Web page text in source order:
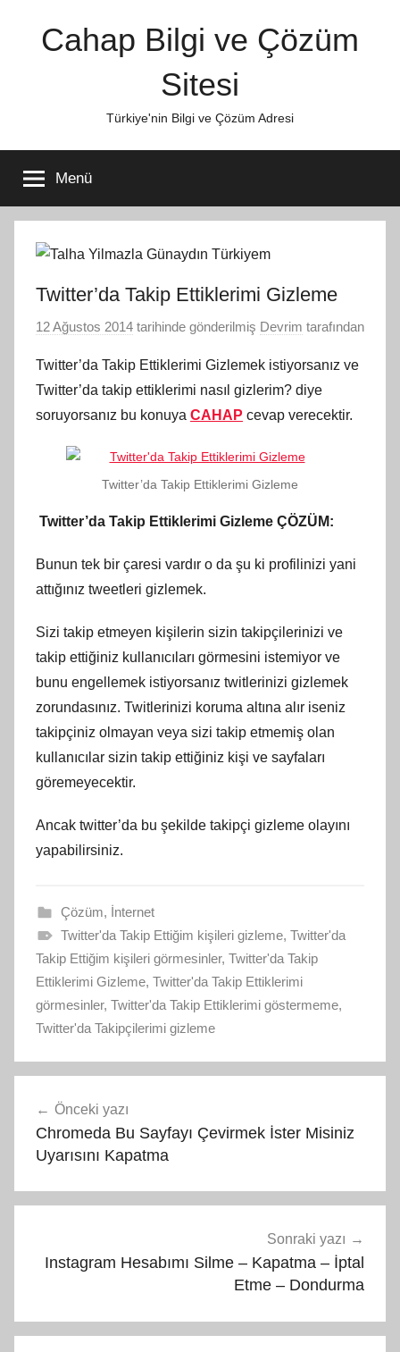
Cahap Bilgi ve Çözüm
Sitesi
Türkiye'nin Bilgi ve Çözüm Adresi
Menü
Twitter’da Takip Ettiklerimi Gizleme
12 Ağustos 2014 tarihinde gönderilmiş Devrim tarafından
Twitter’da Takip Ettiklerimi Gizlemek istiyorsanız ve
Twitter’da takip ettiklerimi nasıl gizlerim? diye
soruyorsanız bu konuya CAHAP cevap verecektir.
Twitter’da Takip Ettiklerimi Gizleme
Twitter’da Takip Ettiklerimi Gizleme ÇÖZÜM:
Bunun tek bir çaresi vardır o da şu ki profilinizi yani
attığınız tweetleri gizlemek.
Sizi takip etmeyen kişilerin sizin takipçilerinizi ve
takip ettiğiniz kullanıcıları görmesini istemiyor ve
bunu engellemek istiyorsanız twitlerinizi gizlemek
zorundasınız. Twitlerinizi koruma altına alır iseniz
takipçiniz olmayan veya sizi takip etmemiş olan
kullanıcılar sizin takip ettiğiniz kişi ve sayfaları
göremeyecektir.
Ancak twitter’da bu şekilde takipçi gizleme olayını
yapabilirsiniz.
Çözüm, İnternet
Twitter'da Takip Ettiğim kişileri gizleme, Twitter'da
Takip Ettiğim kişileri görmesinler, Twitter'da Takip
Ettiklerimi Gizleme, Twitter'da Takip Ettiklerimi
görmesinler, Twitter'da Takip Ettiklerimi göstermeme,
Twitter'da Takipçilerimi gizleme
gezinmesi
Önceki yazı
Chromeda Bu Sayfayı Çevirmek İster Misiniz
Uyarısını Kapatma
Sonraki yazı
Instagram Hesabımı Silme – Kapatma – İptal
Etme – Dondurma